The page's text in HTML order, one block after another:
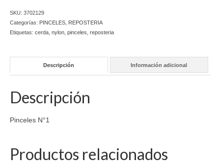
SKU: 3702129
Categorías: PINCELES REPOSTERIA
Etiquetas: cerda nylon pinceles reposteria
Descripción Información adicional
Descripción
Pinceles N°1
Productos relacionados